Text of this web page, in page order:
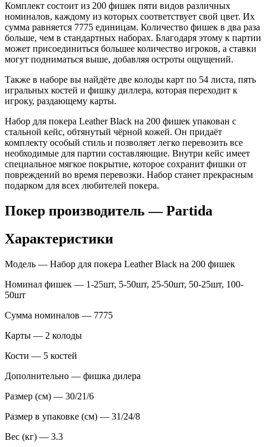
Комплект состоит из 200 фишек пяти видов различных
номиналов, каждому из которых соответствует свой цвет. Их
сумма равняется 7775 единицам. Количество фишек в два раза
больше, чем в стандартных наборах. Благодаря этому к партии
может присоединиться большее количество игроков, а ставки
могут подниматься выше, добавляя остроты ощущений.
Также в наборе вы найдёте две колоды карт по 54 листа, пять
игральных костей и фишку диллера, которая переходит к
игроку, раздающему карты.
Набор для покера Leather Black на 200 фишек упакован с
стальной кейс, обтянутый чёрной кожей. Он придаёт
комплекту особый стиль и позволяет легко перевозить все
необходимые для партии составляющие. Внутри кейс имеет
специальное мягкое покрытие, которое сохранит фишки от
повреждений во время перевозки. Набор станет прекрасным
подарком для всех любителей покера.
Покер производитель — Partida
Характеристики
Модель — Набор для покера Leather Black на 200 фишек
Номинал фишек — 1-25шт, 5-50шт, 25-50шт, 50-25шт, 100-
50шт
Сумма номиналов — 7775
Карты — 2 колоды
Кости — 5 костей
Дополнительно — фишка дилера
Размер (см) — 30/21/6
Размер в упаковке (см) — 31/24/8
Вес (кг) — 3.3